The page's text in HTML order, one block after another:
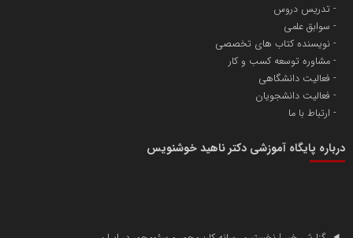
تدریس دروس
سوابق علمی
نویسنده کتاب های تخصصی
مشاوره توسعه کسب و کار
فعالیت دانشگاهی
فعالیت دانشجویان
ارتباط با ما
درباره پایگاه آموزشی دکتر ناهید خوشنویس